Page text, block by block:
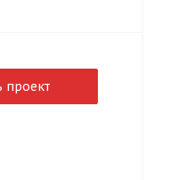
проект